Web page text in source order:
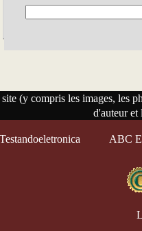
(y compris les images, les
d'auteur et
Testandoeletronica ABC